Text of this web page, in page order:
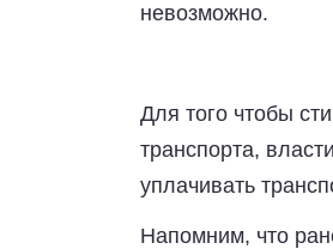
невозможно.
Для того чтобы
транспорта,
уплачивать
Напомним, что